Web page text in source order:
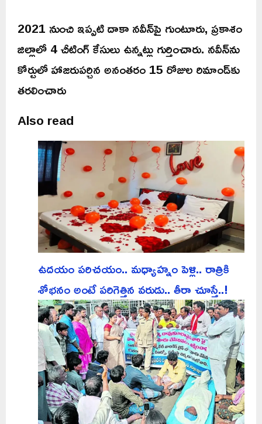
2021 నుంచి ఇప్పటి దాకా నవీన్‌పై గుంటూరు, ప్రకాశం
జిల్లాలో 4 చీటింగ్ కేసులు ఉన్నట్లు గుర్తించారు. నవీన్‌ను
కోర్టులో హాజరుపర్చిన అనంతరం 15 రోజుల రిమాండ్‌కు
తరలించారు
Also read
ఉదయం పరిచయం.. మధ్యాహ్నం పెళ్లి.. రాత్రికి
శోభనం అంటే పరిగెత్తిన వరుడు.. తీరా చూస్తే..!